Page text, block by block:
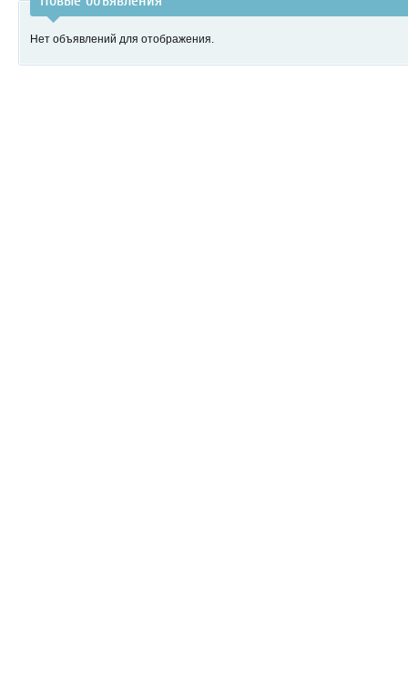
Нет объявлений для отображения.